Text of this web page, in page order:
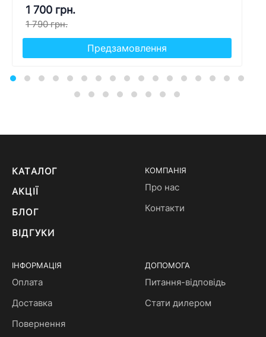
1 700 грн.
1 790 грн.
Предзамовлення
КАТАЛОГ
АКЦІЇ
БЛОГ
ВІДГУКИ
КОМПАНІЯ
Про нас
Контакти
ІНФОРМАЦІЯ
Оплата
Доставка
Повернення
ДОПОМОГА
Питання-відповідь
Стати дилером